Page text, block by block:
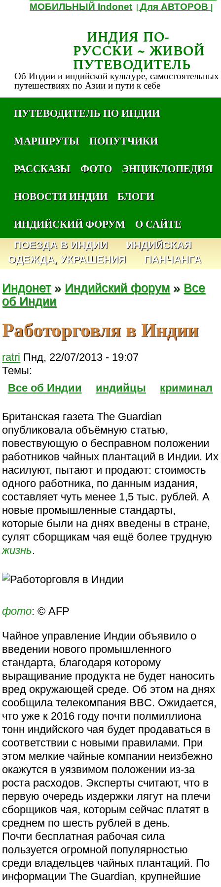
МОБИЛЬНЫЙ Indonet |Для АВТОРОВ
ИНДИЯ ПО-
РУССКИ ~ ЖИВОЙ
ПУТЕВОДИТЕЛЬ
Об Индии и индийской культуре, самостоятельных
путешествиях по Азии и пути к себе
ПУТЕВОДИТЕЛЬ ПО ИНДИИ
МАРШРУТЫ
ПОПУТЧИКИ
РАССКАЗЫ
ФОТО
ЭНЦИКЛОПЕДИЯ
НОВОСТИ ИНДИИ
БЛОГИ
ИНДИЙСКИЙ ФОРУМ
О САЙТЕ
ПОЕЗДА В ИНДИИ
ИНДИЙСКАЯ
ОДЕЖДА, УКРАШЕНИЯ
ПАНЧАНГА
Индонет» Индийский форум » Все
об Индии
Работорговля в Индии
ratri Пнд, 22/07/2013 - 19:07
Темы:
Все об Индии
индийцы криминал
Британская газета The Guardian
опубликовала объёмную статью,
повествующую о бесправном положении
работников чайных плантаций в Индии. Их
насилуют, пытают и продают: стоимость
одного работника, по данным издания,
составляет чуть менее 1,5 тыс. рублей. А
новые промышленные стандарты,
которые были на днях введены в стране,
сулят сборщикам чая ещё более трудную
жизнь.
фото: © AFP
Чайное управление Индии объявило о
введении нового промышленного
стандарта, благодаря которому
выращивание продукта не будет наносить
вред окружающей среде. Об этом на днях
сообщила телекомпания BBC. Ожидается,
что уже к 2016 году почти полмиллиона
тонн индийского чая будет продаваться в
соответствии с новыми правилами. При
этом мелкие чайные компании неизбежно
окажутся в уязвимом положении из-за
роста расходов. Эксперты считают, что в
первую очередь издержки лягут на плечи
сборщиков чая, которым сейчас платят в
среднем по шесть рублей в день.
Почти бесплатная рабочая сила
пользуется огромной популярностью
среди владельцев чайных плантаций. По
информации The Guardian, крупнейшие